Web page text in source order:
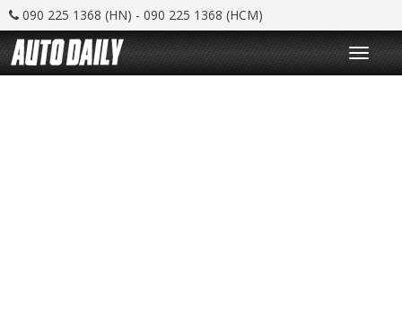
090 225 1368 (HN) - 090 225 1368 (HCM)
T
o
g